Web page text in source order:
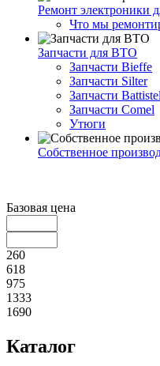
Ремонт электроники
Что мы
Запчасти для ВТО
Запчасти Bieffe
Запчасти Silter
Запчасти
Запчасти Comel
Утюги
Собственное
Базовая цена
260
618
975
1333
1690
Каталог